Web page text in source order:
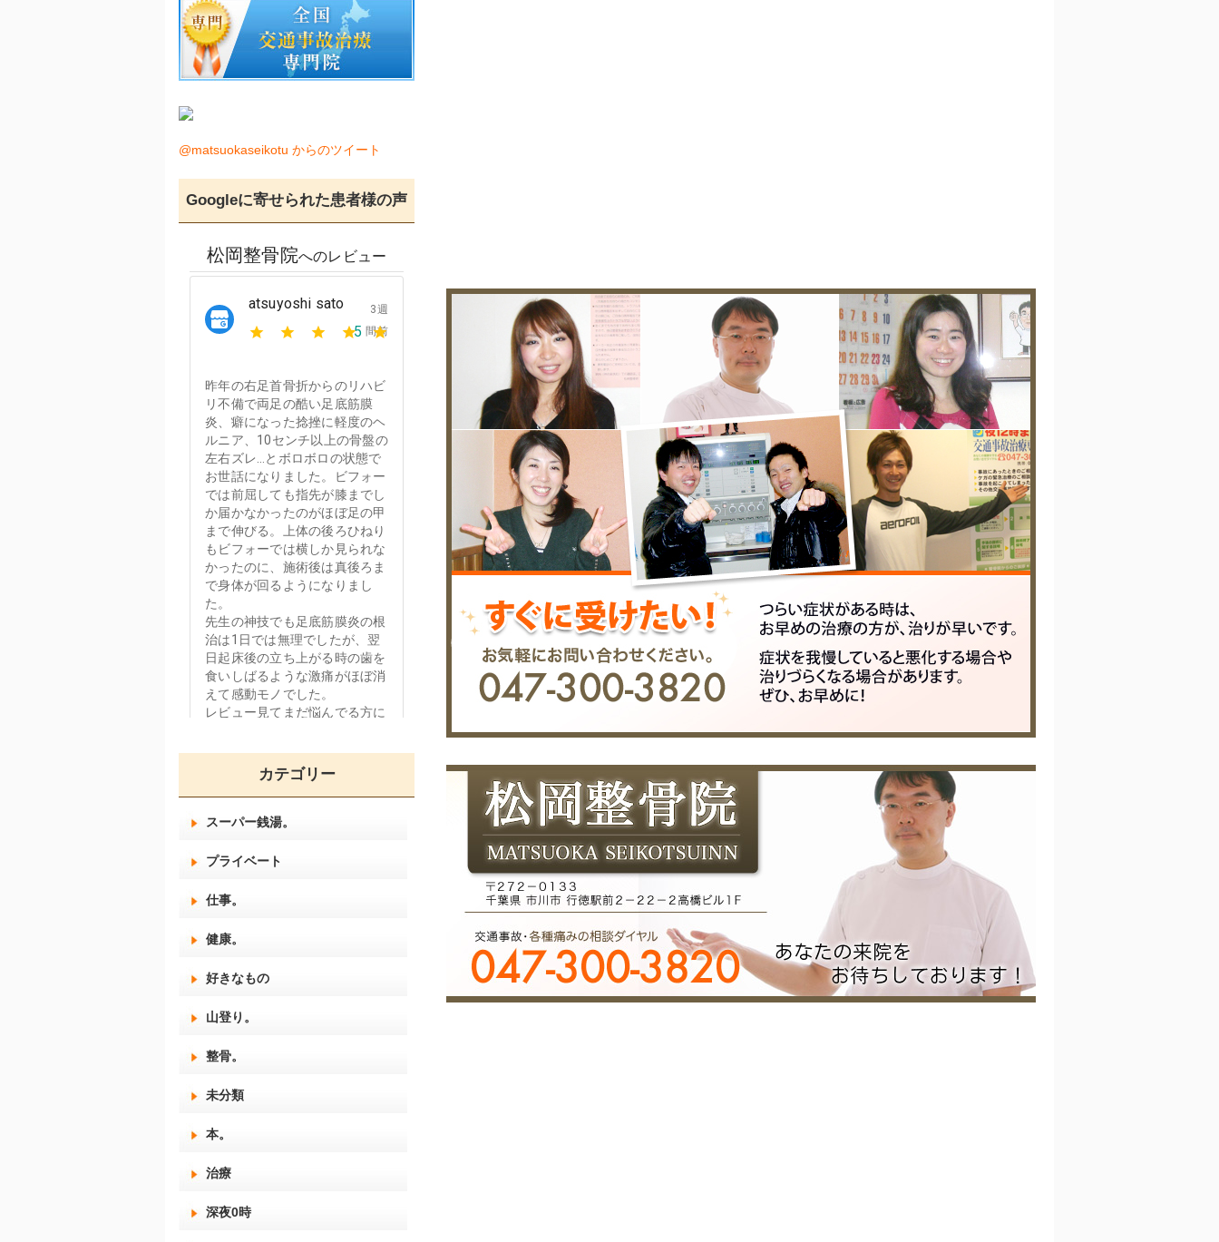
@matsuokaseikotu からのツイート
Googleに寄せられた患者様の声
カテゴリー
スーパー銭湯。
プライベート
仕事。
健康。
好きなもの
山登り。
整骨。
未分類
本。
治療
深夜0時